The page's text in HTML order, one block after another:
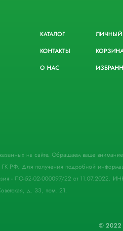
КАТАЛОГ
КОНТАКТЫ
О НАС
ЛИЧНЫЙ
на сайте. Обращаем ваше
РФ. Для получения подробной
- ЛО-52-02-000097/22 от 11.07.2022.
д. 33, пом. 21.
© 2022